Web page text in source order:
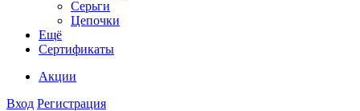
Серьги
Цепочки
Ещё
Сертификаты
Акции
Вход Регистрация